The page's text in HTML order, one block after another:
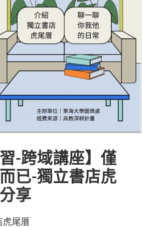
習-跨域講座】僅
已-獨立書店虎
享
虎尾厝